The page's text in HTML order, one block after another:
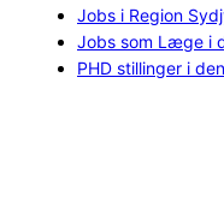
Jobs i Region
Jobs som Læge i
PHD stillinger i